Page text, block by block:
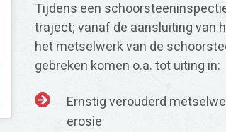
Tijdens een
traject; vanaf de aansluiting van
het metselwerk van de
gebreken komen o.a. tot uiting in:
Ernstig verouderd
erosie